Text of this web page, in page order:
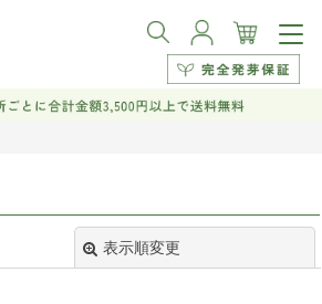
表示順変更